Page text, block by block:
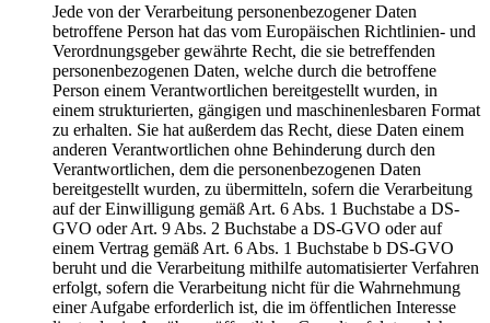
Jede von der Verarbeitung personenbezogener Daten
betroffene Person hat das vom Europäischen Richtlinien- und
Verordnungsgeber gewährte Recht, die sie betreffenden
personenbezogenen Daten, welche durch die betroffene
Person einem Verantwortlichen bereitgestellt wurden, in
einem strukturierten, gängigen und maschinenlesbaren Format
zu erhalten. Sie hat außerdem das Recht, diese Daten einem
anderen Verantwortlichen ohne Behinderung durch den
Verantwortlichen, dem die personenbezogenen Daten
bereitgestellt wurden, zu übermitteln, sofern die Verarbeitung
auf der Einwilligung gemäß Art. 6 Abs. 1 Buchstabe a DS-
GVO oder Art. 9 Abs. 2 Buchstabe a DS-GVO oder auf
einem Vertrag gemäß Art. 6 Abs. 1 Buchstabe b DS-GVO
beruht und die Verarbeitung mithilfe automatisierter Verfahren
erfolgt, sofern die Verarbeitung nicht für die Wahrnehmung
einer Aufgabe erforderlich ist, die im öffentlichen Interesse